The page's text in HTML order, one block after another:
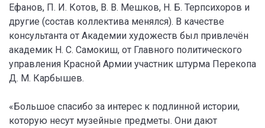
Ефанов, П. И. Котов, В. В. Мешков, Н. Б. Терпсихоров и
другие (состав коллектива менялся). В качестве
консультанта от Академии художеств был привлечён
академик Н. С. Самокиш, от Главного политического
управления Красной Армии участник штурма Перекопа
Д. М. Карбышев.
«Большое спасибо за интерес к подлинной истории,
которую несут музейные предметы. Они дают